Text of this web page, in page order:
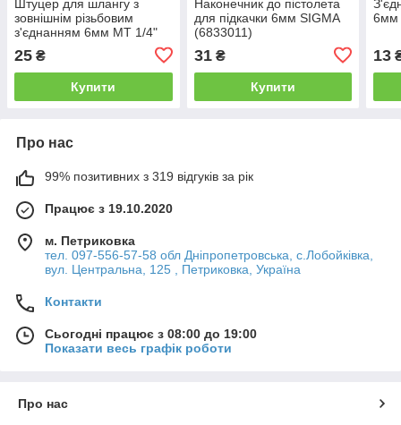
Штуцер для шлангу з
зовнішнім різьбовим
з'єднанням 6мм MT 1/4"
(латунь) SIGMA (7023421)
25 ₴
Купити
Наконечник до пістолета
для підкачки 6мм SIGMA
(6833011)
31₴
Купити
6мм
13
Про нас
99% позитивних з 319 відгуків за рік
Працює з 19.10.2020
м. Петриковка
тел. 097-556-57-58 обл Дніпропетровська, с.Лобойківка,
вул. Центральна, 125 , Петриковка, Україна
Контакти
Сьогодні працює з 08:00 до 19:00
Показати весь графік роботи
Про нас